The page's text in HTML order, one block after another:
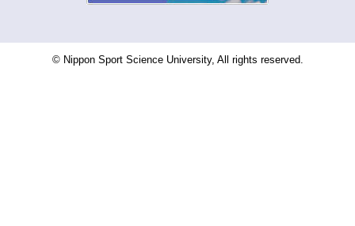
© Nippon Sport Science University, All rights reserved.